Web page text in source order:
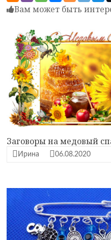
Вам может быть
Заговоры на медовый
Ирина 06.08.2020